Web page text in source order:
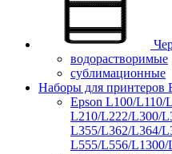
водорастворимые
сублимационные
Наборы для принтеров
Epson L100/L110/
L210/L222/L300/
L355/L362/L364/
L555/L556/